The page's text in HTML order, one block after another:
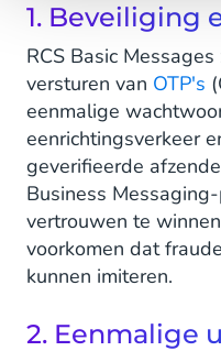
1. Beveiliging
RCS Basic
versturen van OTP's
eenmalige
eenrichtingsverkeer
geverifieerde
Business
vertrouwen te
voorkomen dat
kunnen imiteren.
2. Eenmalige